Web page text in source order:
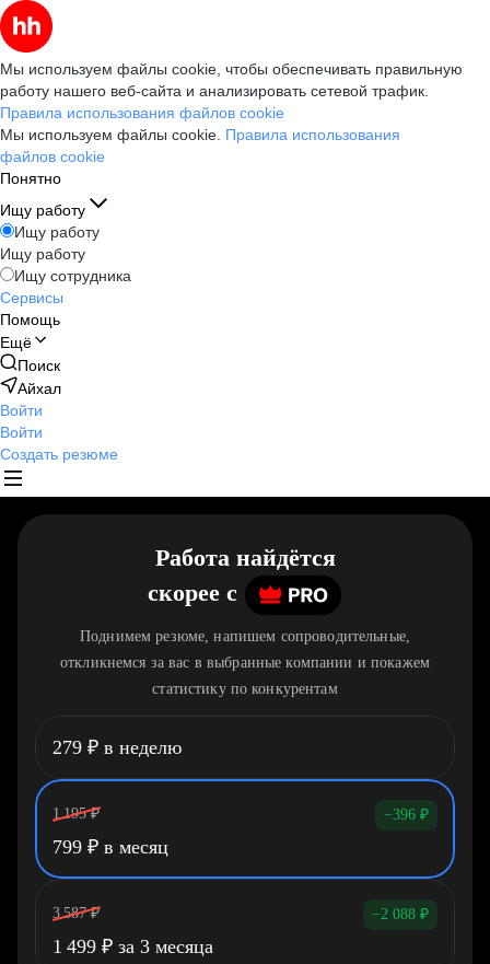
Мы используем файлы cookie, чтобы обеспечивать правильную
работу нашего веб-сайта и анализировать сетевой трафик.
Правила использования файлов cookie
Мы используем файлы cookie. Правила использования
файлов cookie
Понятно
Ищу работу
Ищу работу
Ищу работу
Ищу сотрудника
Сервисы
Помощь
Ещё
Поиск
Айхал
Войти
Войти
Создать резюме
Работа найдётся
скорее c
Поднимем резюме, напишем сопроводительные,
откликнемся за вас в выбранные компании и покажем
статистику по конкурентам
279 ₽ в неделю
1 195 ₽ −396 ₽
799 ₽ в месяц
3 587 ₽ −2 088 ₽
1 499 ₽ за 3 месяца